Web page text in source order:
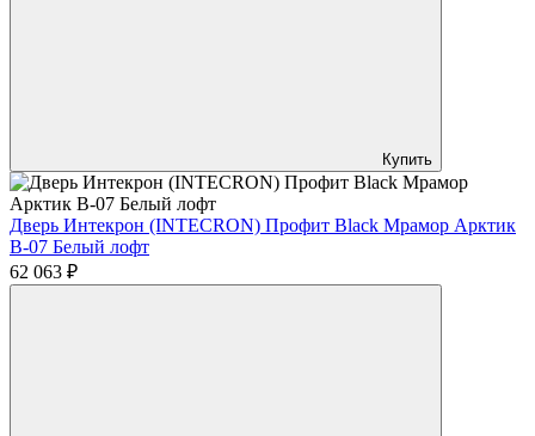
Купить
Дверь Интекрон (INTECRON) Профит Black Мрамор Арктик
В-07 Белый лофт
62 063 ₽